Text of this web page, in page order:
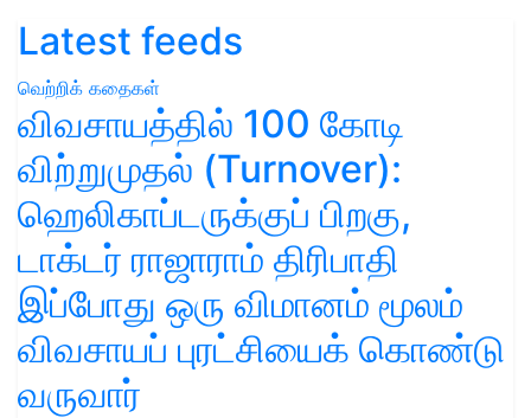
Latest feeds
வெற்றிக் கதைகள்
விவசாயத்தில் 100 கோடி
விற்றுமுதல் (Turnover):
ஹெலிகாப்டருக்குப் பிறகு,
டாக்டர் ராஜாராம் திரிபாதி
இப்போது ஒரு விமானம் மூலம்
விவசாயப் புரட்சியைக் கொண்டு
வருவார்